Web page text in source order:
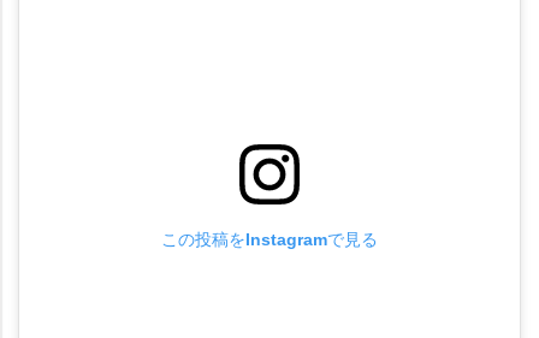
この投稿をInstagramで見る